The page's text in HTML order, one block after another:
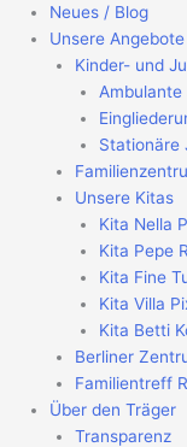
Neues / Blog
Unsere Angebote
Kinder- und
Stationäre
Unsere Kitas
Kita Nella
Kita Pepe
Kita Fine
Kita Villa
Kita Betti
Berliner
Familientreff
Über den Träger
Transparenz